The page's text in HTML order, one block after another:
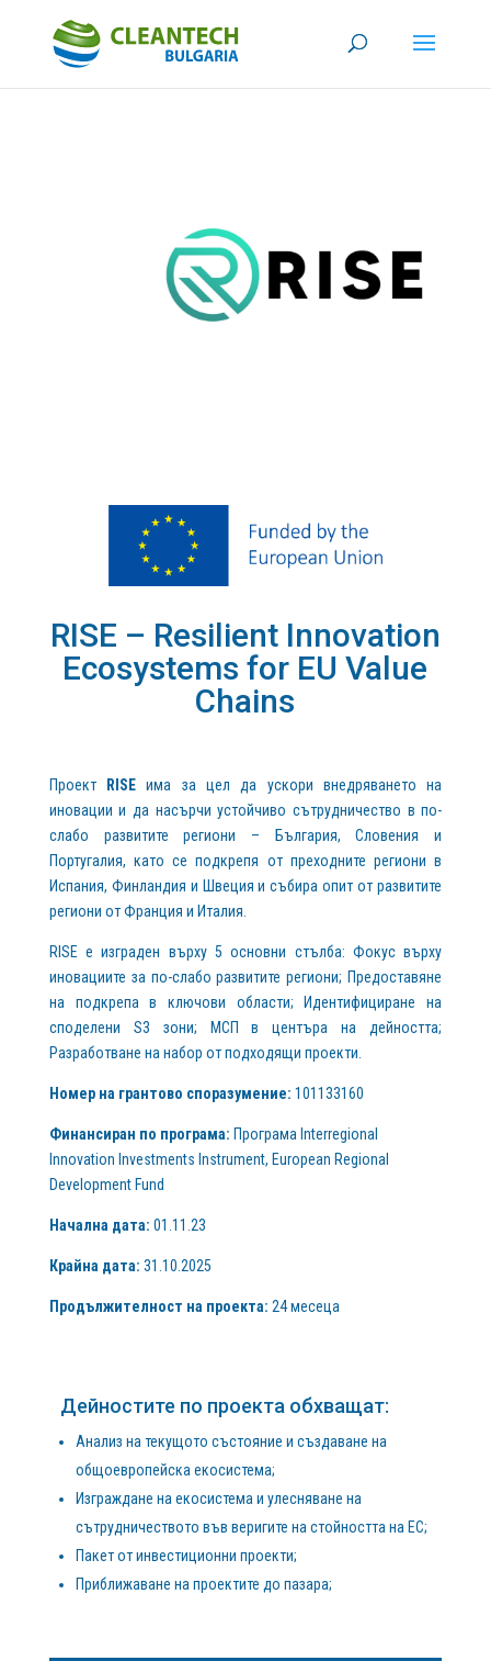
RISE – Resilient Innovation
Ecosystems for EU Value
Chains
Проект RISE има за цел да ускори внедряването на
иновации и да насърчи устойчиво сътрудничество в по-
слабо развитите региони – България, Словения и
Португалия, като се подкрепя от преходните региони в
Испания, Финландия и Швеция и събира опит от развитите
региони от Франция и Италия.
RISE е изграден върху 5 основни стълба: Фокус върху
иновациите за по-слабо развитите региони; Предоставяне
на подкрепа в ключови области; Идентифициране на
споделени S3 зони; МСП в центъра на дейността;
Разработване на набор от подходящи проекти.
Номер на грантово споразумение: 101133160
Финансиран по програма: Програма Interregional
Innovation Investments Instrument, European Regional
Development Fund
Начална дата: 01.11.23
Крайна дата: 31.10.2025
Продължителност на проекта: 24 месеца
Дейностите по проекта обхващат:
Анализ на текущото състояние и създаване на
общоевропейска екосистема;
Изграждане на екосистема и улесняване на
сътрудничеството във веригите на стойността на ЕС;
Пакет от инвестиционни проекти;
Приближаване на проектите до пазара;